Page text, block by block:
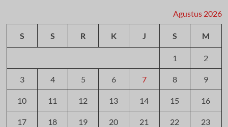
Agustus 2026
S S R K J S M
1 2
3 4 5 6 7 8 9
10 11 12 13 14 15 16
17 18 19 20 21 22 23